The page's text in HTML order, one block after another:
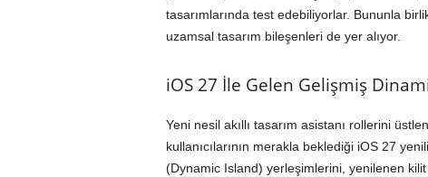
tasarımlarında test edebiliyorlar. Bununla
uzamsal tasarım bileşenleri de yer alıyor.
iOS 27 İle Gelen Gelişmiş
Yeni nesil akıllı tasarım asistanı rollerini
kullanıcılarının merakla beklediği iOS 27
(Dynamic Island) yerleşimlerini, yenilenen